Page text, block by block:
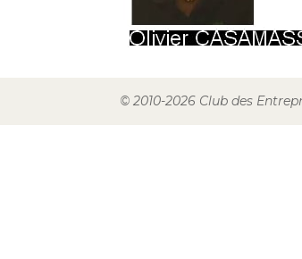
© 2010-2026 Club des